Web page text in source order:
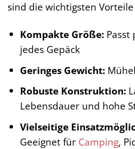
sind die wichtigsten
Kompakte Größe:Passt
jedes Gepäck
Geringes Gewicht:
Robuste Konstruktion:
Lebensdauer und hohe
Vielseitige
Geeignet für Camping,